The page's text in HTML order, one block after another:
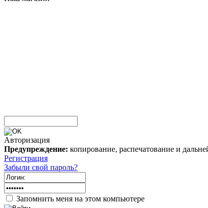
Авторизация
Предупреждение: копирование, распечатование и
Регистрация
Забыли свой пароль?
Запомнить меня на этом компьютере